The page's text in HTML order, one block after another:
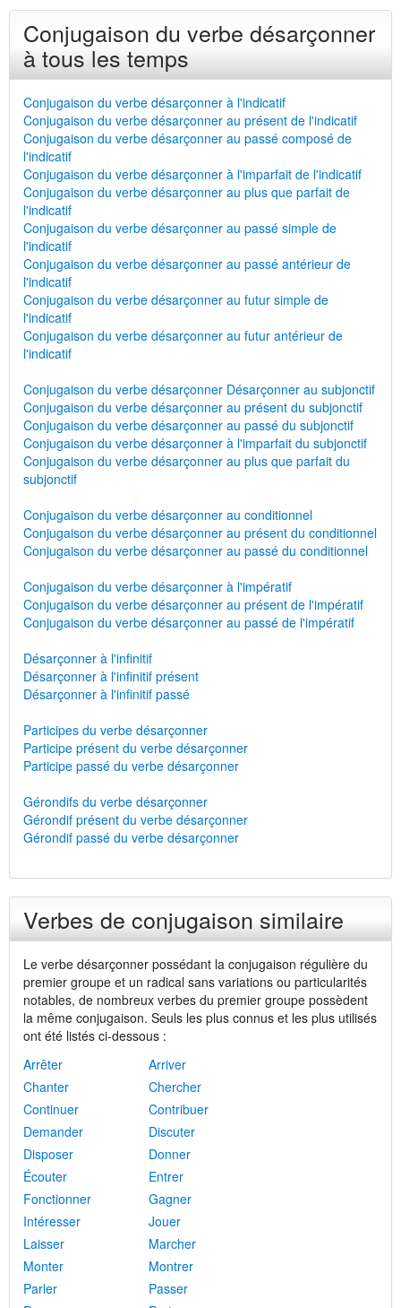
Conjugaison du verbe désarçonner
à tous les temps
Conjugaison du verbe désarçonner à l'indicatif
Conjugaison du verbe désarçonner au présent de l'indicatif
Conjugaison du verbe désarçonner au passé composé de
l'indicatif
Conjugaison du verbe désarçonner à l'imparfait de l'indicatif
Conjugaison du verbe désarçonner au plus que parfait de
l'indicatif
Conjugaison du verbe désarçonner au passé simple de
l'indicatif
Conjugaison du verbe désarçonner au passé antérieur de
l'indicatif
Conjugaison du verbe désarçonner au futur simple de
l'indicatif
Conjugaison du verbe désarçonner au futur antérieur de
l'indicatif
Conjugaison du verbe désarçonner Désarçonner au subjonctif
Conjugaison du verbe désarçonner au présent du subjonctif
Conjugaison du verbe désarçonner au passé du subjonctif
Conjugaison du verbe désarçonner à l'imparfait du subjonctif
Conjugaison du verbe désarçonner au plus que parfait du
subjonctif
Conjugaison du verbe désarçonner au conditionnel
Conjugaison du verbe désarçonner au présent du conditionnel
Conjugaison du verbe désarçonner au passé du conditionnel
Conjugaison du verbe désarçonner à l'impératif
Conjugaison du verbe désarçonner au présent de l'impératif
Conjugaison du verbe désarçonner au passé de l'impératif
Désarçonner à l'infinitif
Désarçonner à l'infinitif présent
Désarçonner à l'infinitif passé
Participes du verbe désarçonner
Participe présent du verbe désarçonner
Participe passé du verbe désarçonner
Gérondifs du verbe désarçonner
Gérondif présent du verbe désarçonner
Gérondif passé du verbe désarçonner
Verbes de conjugaison similaire
Le verbe désarçonner possédant la conjugaison régulière du
premier groupe et un radical sans variations ou particularités
notables, de nombreux verbes du premier groupe possèdent
la même conjugaison. Seuls les plus connus et les plus utilisés
ont été listés ci-dessous :
Arrêter
Arriver
Chanter
Chercher
Continuer
Contribuer
Demander
Discuter
Disposer
Donner
Écouter
Entrer
Fonctionner
Gagner
Intéresser
Jouer
Laisser
Marcher
Monter
Montrer
Parler
Passer